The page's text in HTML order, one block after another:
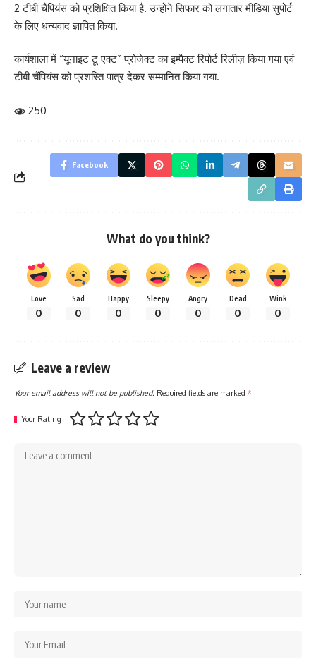
2 टीबी चैंपियंस को प्रशिक्षित किया है. उन्होंने सिफार को लगातार मीडिया सुपोर्ट
के लिए धन्यवाद ज्ञापित किया.
कार्यशाला में “यूनाइट टू एक्ट” प्रोजेक्ट का इम्पैक्ट रिपोर्ट रिलीज़ किया गया एवं
टीबी चैंपियंस को प्रशस्ति पात्र देकर सम्मानित किया गया.
250
Facebook
What do you think?
Love
0
Sad
0
Happy
0
Sleepy
0
Angry
0
Dead
0
Wink
0
Leave a review
Your email address will not be published. Required fields are marked *
Your Rating